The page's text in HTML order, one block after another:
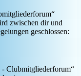
zwischen dir und
geschlossen:
Clubmitgliederforum“